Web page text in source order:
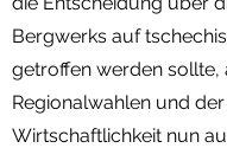
Bergwerks auf
getroffen werden
Regionalwahlen und
Wirtschaftlichkeit nun